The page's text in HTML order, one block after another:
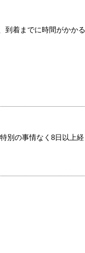
到着までに時間がかかる
別の事情なく8日以上経